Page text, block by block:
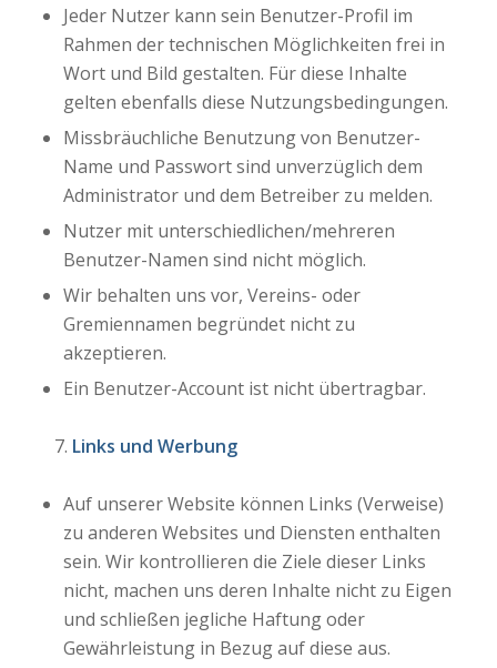
Jeder Nutzer kann sein Benutzer-Profil im
Rahmen der technischen Möglichkeiten frei in
Wort und Bild gestalten. Für diese Inhalte
gelten ebenfalls diese Nutzungsbedingungen.
Missbräuchliche Benutzung von Benutzer-
Name und Passwort sind unverzüglich dem
Administrator und dem Betreiber zu melden.
Nutzer mit unterschiedlichen/mehreren
Benutzer-Namen sind nicht möglich.
Wir behalten uns vor, Vereins- oder
Gremiennamen begründet nicht zu
akzeptieren.
Ein Benutzer-Account ist nicht übertragbar.
Links und Werbung
Auf unserer Website können Links (Verweise)
zu anderen Websites und Diensten enthalten
sein. Wir kontrollieren die Ziele dieser Links
nicht, machen uns deren Inhalte nicht zu Eigen
und schließen jegliche Haftung oder
Gewährleistung in Bezug auf diese aus.